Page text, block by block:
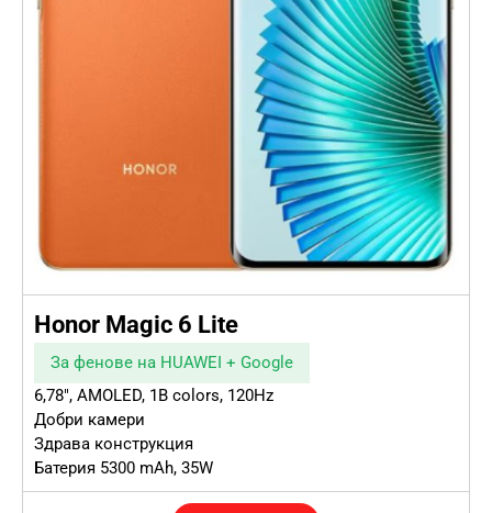
Honor Magic 6 Lite
За фенове на HUAWEI + Google
6,78″, AMOLED, 1B colors, 120Hz
Добри камери
Здрава конструкция
Батерия 5300 mAh, 35W